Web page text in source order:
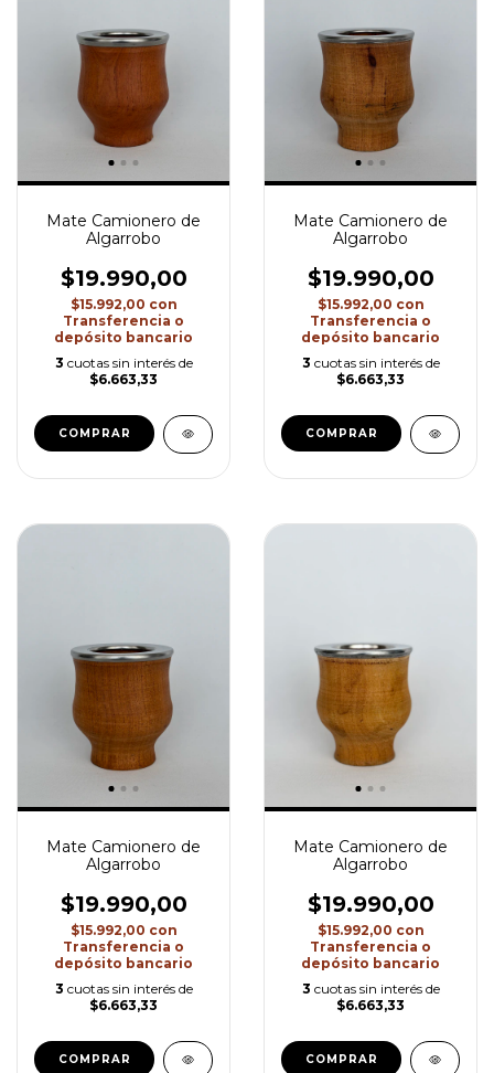
Mate Camionero de
Algarrobo
$19.990,00
$15.992,00 con
Transferencia o
depósito bancario
3 cuotas sin interés de
$6.663,33
COMPRAR
Mate Camionero de
Algarrobo
$19.990,00
$15.992,00 con
Transferencia o
depósito bancario
3 cuotas sin interés de
$6.663,33
COMPRAR
Mate Camionero de
Algarrobo
$19.990,00
$15.992,00 con
Transferencia o
depósito bancario
3 cuotas sin interés de
$6.663,33
COMPRAR
Mate Camionero de
Algarrobo
$19.990,00
$15.992,00 con
Transferencia o
depósito bancario
3 cuotas sin interés de
$6.663,33
COMPRAR